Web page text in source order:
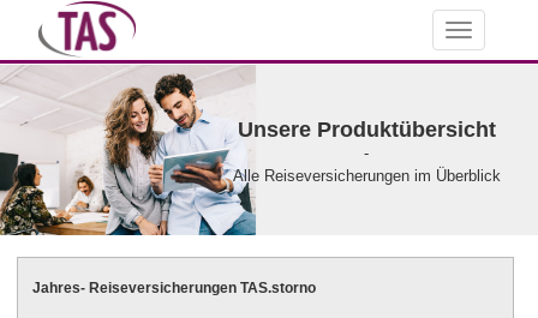
Toggle
navigation
Unsere Produktübersicht
-
Alle Reiseversicherungen im Überblick
Jahres- Reiseversicherungen TAS.storno